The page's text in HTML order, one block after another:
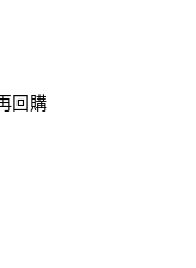
回購